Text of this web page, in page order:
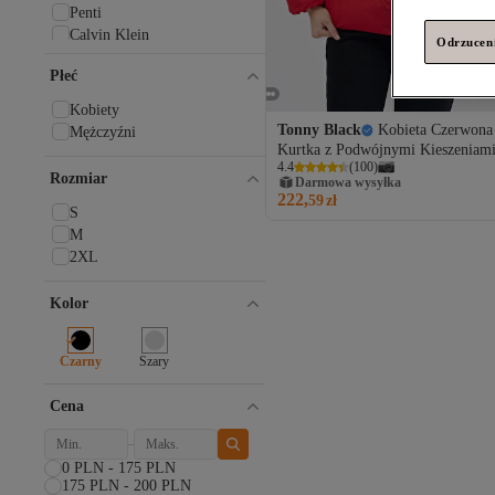
Tonny Black
Kobieta Czerwona
Kurtka z Podwójnymi
Zamkiem Błyskawicznym,
Wodoodpornego Materiału, o
Normalnym Kroju, Wypełniona
4.4 (100)
Darmowa wysyłka
222,59zł
Penti
Calvin Klein
Cool & Sexy
Noisy May
Tommy Hilfiger
Puma
Olcay
Nike
Pieces
Tonny Black
1Moda1Tarz
4F
ABBRA
ablukaonline
AC&Co / Altınyıldız Classics
Açelya Okcu
ADA BEBEK ÇOCUK
Płeć
Kobiety
Mężczyźni
Rozmiar
S
M
2XL
Kolor
Czarny Szary
Cena
0 PLN - 175 PLN
175 PLN - 200 PLN